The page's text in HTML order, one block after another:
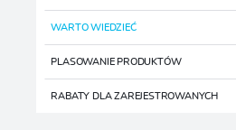
WARTO WIEDZIEĆ
PLASOWANIE PRODUKTÓW
RABATY DLA ZAREJESTROWANYCH